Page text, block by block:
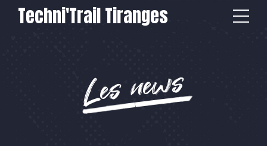
Techni'Trail Tiranges
Les news